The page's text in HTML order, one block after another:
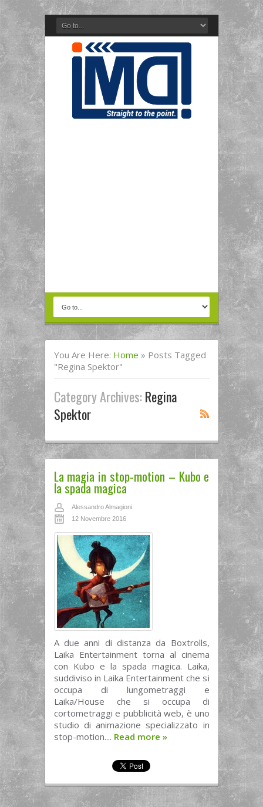
You Are Here: Home » Posts Tagged
"regina Spektor"
Category Archives:Regina
Spektor
La magia in stop-motion – Kubo e
la spada magica
Alessandro Almagioni
12 Novembre 2016
A due anni di distanza da Boxtrolls,
Laika Entertainment torna al cinema
con Kubo e la spada magica. Laika,
suddiviso in Laika Entertainment che si
occupa di lungometraggi e
Laika/House che si occupa di
cortometraggi e pubblicità web, è uno
studio di animazione specializzato in
stop-motion.... Read more »